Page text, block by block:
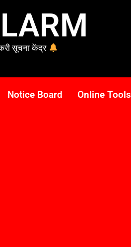
सूचना केंद्र
Notice Board Online Tools